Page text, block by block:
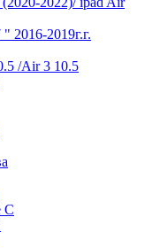
2016-2019г.г.
/Air 3 10.5
C